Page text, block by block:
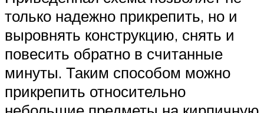
только надежно прикрепить, но и
выровнять конструкцию, снять и
повесить обратно в считанные
минуты. Таким способом можно
прикрепить относительно